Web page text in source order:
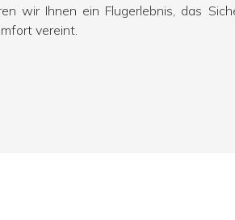
wir Ihnen ein Flugerlebnis, das
vereint.